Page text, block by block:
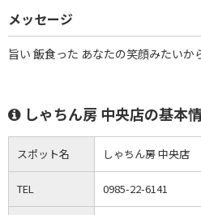
メッセージ
旨い 飯食った あなたの笑顔みたいか
しゃちん房 中央店の基本
スポット名 しゃちん房 中央店
TEL 0985-22-6141